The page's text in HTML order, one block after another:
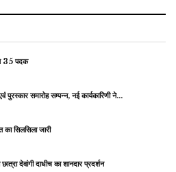
35 पदक
समारोह सम्पन्न, नई कार्यकारिणी ने…
सिलसिला जारी
देवांगी दाधीच का शानदार प्रदर्शन